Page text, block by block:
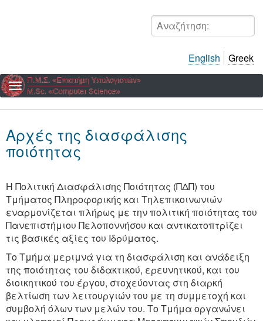
Αναζήτηση:
English Greek
Αρχές της διασφάλισης
ποιότητας
Η Πολιτική Διασφάλισης Ποιότητας (ΠΔΠ) του
Τμήματος Πληροφορικής και Τηλεπικοινωνιών
εναρμονίζεται πλήρως με την πολιτική ποιότητας του
Πανεπιστήμιου Πελοποννήσου και αντικατοπτρίζει
τις βασικές αξίες του Ιδρύματος.
Το Τμήμα μεριμνά για τη διασφάλιση και ανάδειξη
της ποιότητας του διδακτικού, ερευνητικού, και του
διοικητικού του έργου, στοχεύοντας στη διαρκή
βελτίωση των λειτουργιών του με τη συμμετοχή και
συμβολή όλων των μελών του. Το Τμήμα οργανώνει